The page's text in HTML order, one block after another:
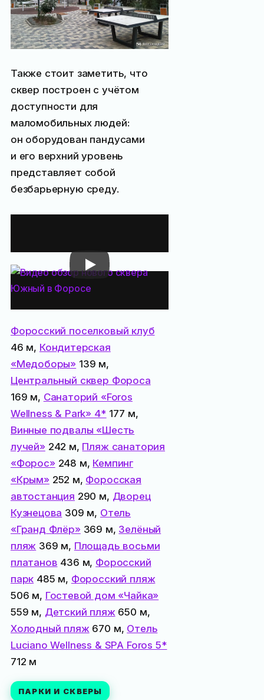
Также стоит заметить, что
сквер построен с учётом
доступности для
маломобильных людей:
он оборудован пандусами
и его верхний уровень
представляет собой
безбарьерную среду.
Все места
поблизости:
Форосский поселковый клуб
46 м, Кондитерская
«Медоборы» 139 м,
Центральный сквер Фороса
169 м, Санаторий «Foros
Wellness & Park» 4* 177 м,
Винные подвалы «Шесть
лучей»242 м, Пляж санатория
«Форос»248 м, Кемпинг
«Крым»252 м, Форосская
автостанция 290 м, Дворец
Кузнецова 309 м, Отель
«Гранд Флёр»369 м, Зелёный
пляж 369 м, Площадь восьми
платанов 436 м, Форосский
парк 485 м, Форосский пляж
506 м, Гостевой дом «Чайка»
559 м, Детский пляж 650 м,
Холодный пляж 670 м, Отель
Luciano Wellness & SPA Foros 5*
712 м
ПАРКИ И СКВЕРЫ